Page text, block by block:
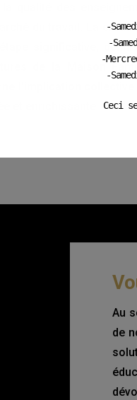
qualité des
du travail. La
significative,
de la Maison
l’implication collective
et enrichissante.
Au
de
-
-
-
-
Ceci